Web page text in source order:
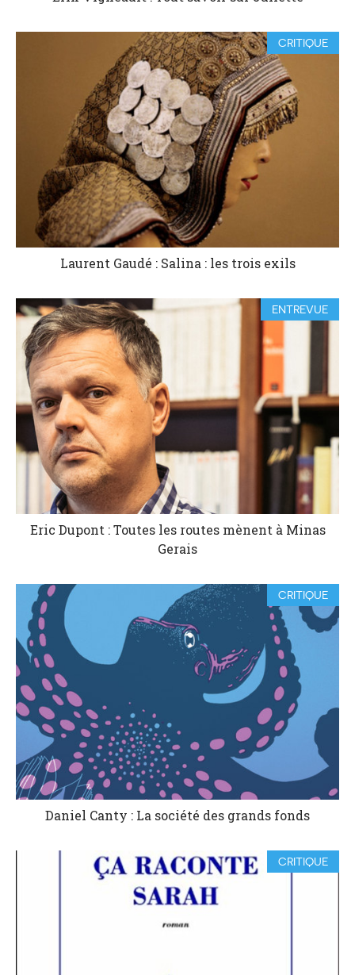
CRITIQUE
Laurent Gaudé : Salina : les trois exils
ENTREVUE
Eric Dupont : Toutes les routes mènent à Minas
Gerais
CRITIQUE
Daniel Canty : La société des grands fonds
CRITIQUE